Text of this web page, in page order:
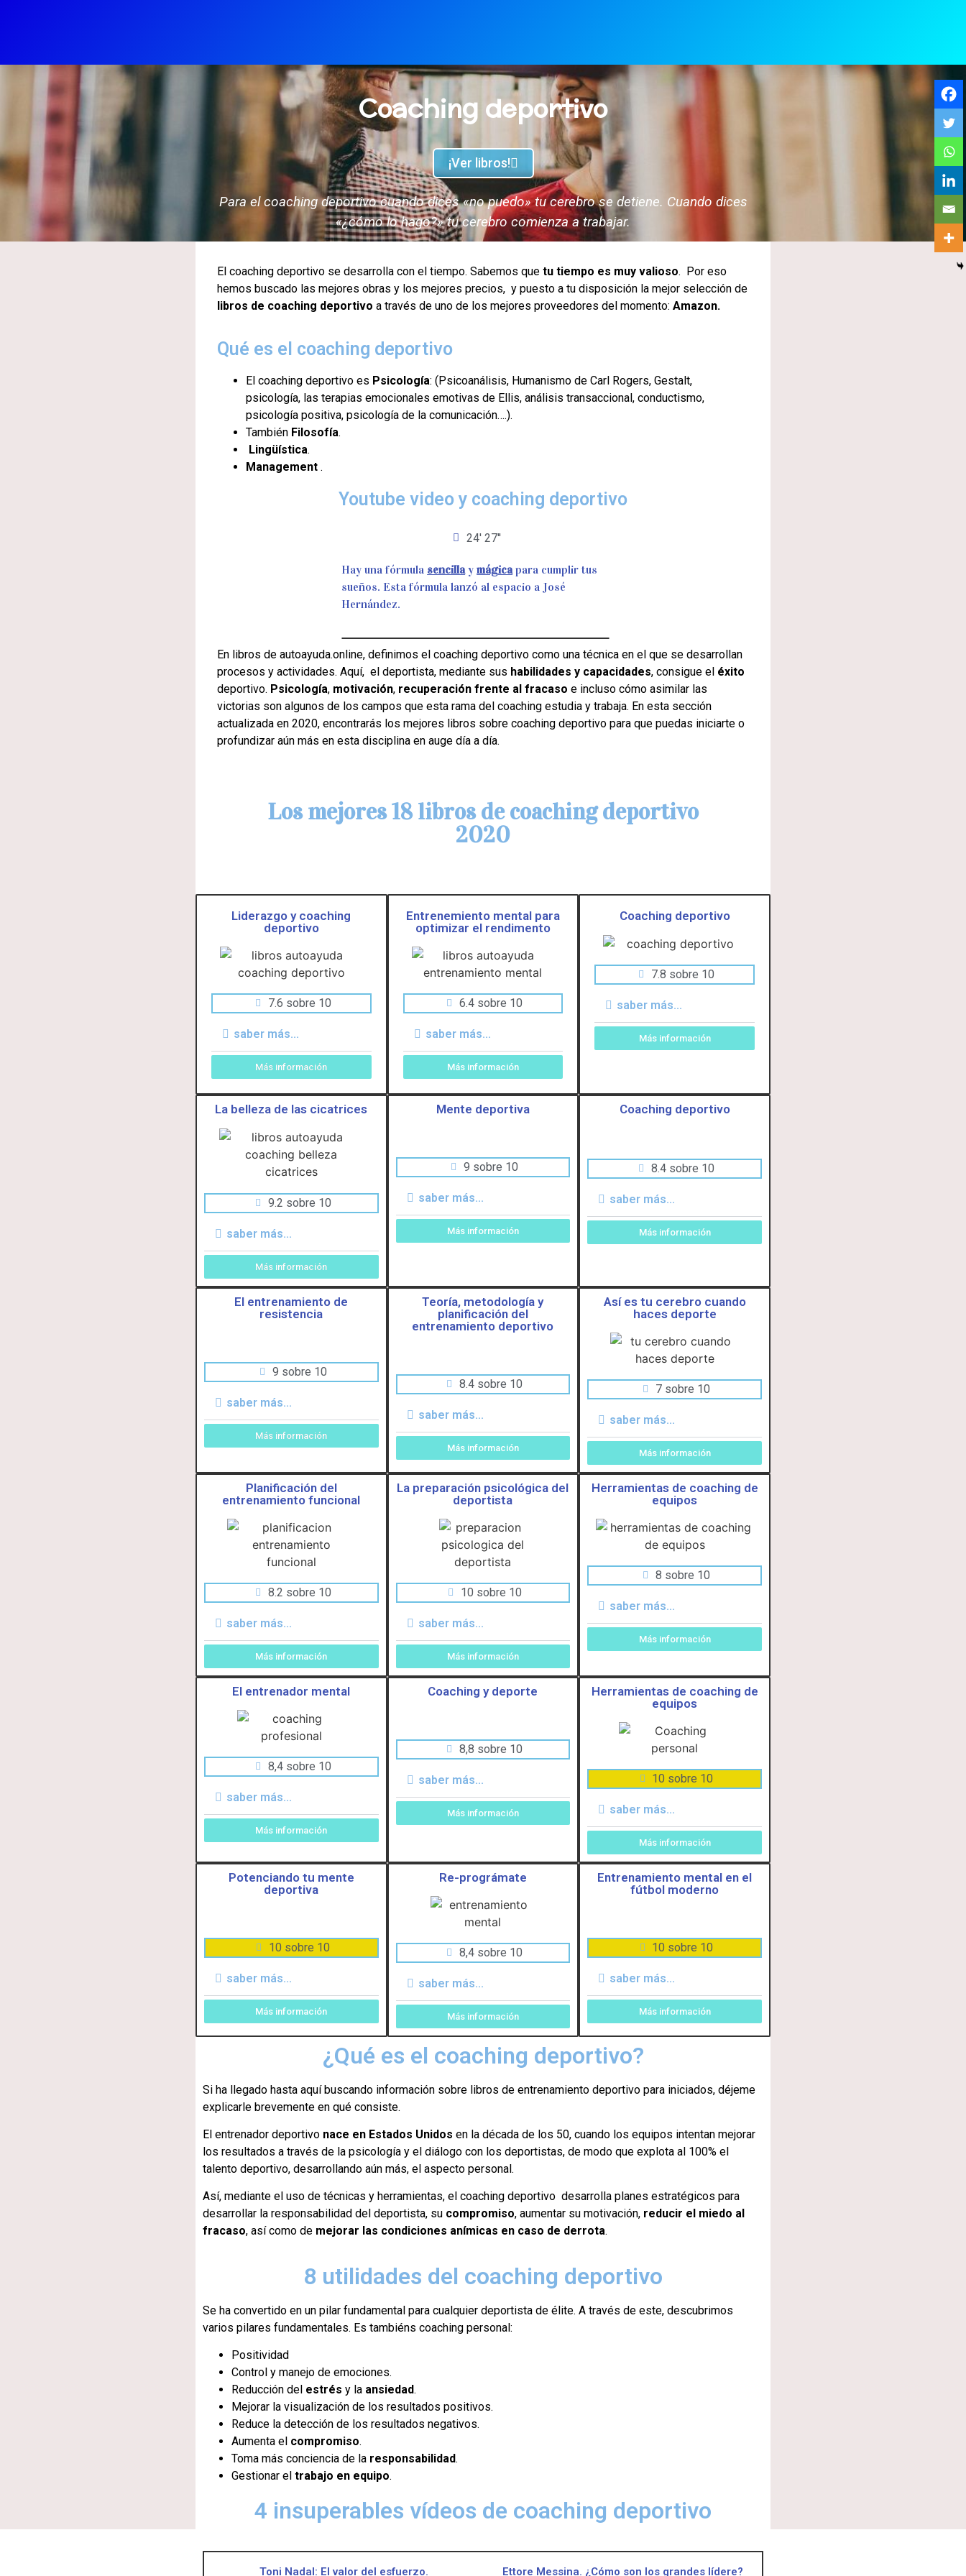
Coaching deportivo
¡Ver libros!
Para el coaching deportivo cuando dices «no puedo» tu cerebro se detiene. Cuando dices
«¿cómo lo hago?» tu cerebro comienza a trabajar.
El coaching deportivo se desarrolla con el tiempo. Sabemos que tu tiempo es muy valioso. Por eso
hemos buscado las mejores obras y los mejores precios, y puesto a tu disposición la mejor selección de
libros de coaching deportivo a través de uno de los mejores proveedores del momento: Amazon.
Qué es el coaching deportivo
El coaching deportivo es Psicología: (Psicoanálisis, Humanismo de Carl Rogers, Gestalt,
psicología, las terapias emocionales emotivas de Ellis, análisis transaccional, conductismo,
psicología positiva, psicología de la comunicación….).
También Filosofía.
Lingüística.
Management .
Youtube video y coaching deportivo
24' 27''
Hay una fórmula sencilla ymágica para cumplir tus
sueños. Esta fórmula lanzó al espacio a José
Hernández.
En libros de autoayuda.online, definimos el coaching deportivo como una técnica en el que se desarrollan
procesos y actividades. Aquí, el deportista, mediante sus habilidades y capacidades, consigue el éxito
deportivo. Psicología, motivación, recuperación frente al fracaso e incluso cómo asimilar las
victorias son algunos de los campos que esta rama del coaching estudia y trabaja. En esta sección
actualizada en 2020, encontrarás los mejores libros sobre coaching deportivo para que puedas iniciarte o
profundizar aún más en esta disciplina en auge día a día.
Los mejores 18 libros de coaching deportivo
2020
Liderazgo y coaching
deportivo
7.6 sobre 10
saber más...
Más información
Entrenemiento mental para
optimizar el rendimento
6.4 sobre 10
saber más...
Más información
Coaching deportivo
7.8 sobre 10
saber más...
Más información
La belleza de las cicatrices
9.2 sobre 10
saber más...
Más información
Mente deportiva
9 sobre 10
saber más...
Más información
Coaching deportivo
8.4 sobre 10
saber más...
Más información
El entrenamiento de
resistencia
9 sobre 10
saber más...
Más información
Teoría, metodología y
planificación del
entrenamiento deportivo
8.4 sobre 10
saber más...
Más información
Así es tu cerebro cuando
haces deporte
7 sobre 10
saber más...
Más información
Planificación del
entrenamiento funcional
8.2 sobre 10
saber más...
Más información
La preparación psicológica del
deportista
10 sobre 10
saber más...
Más información
Herramientas de coaching de
equipos
8 sobre 10
saber más...
Más información
El entrenador mental
8,4 sobre 10
saber más...
Más información
Coaching y deporte
8,8 sobre 10
saber más...
Más información
Herramientas de coaching de
equipos
10 sobre 10
saber más...
Más información
Potenciando tu mente
deportiva
10 sobre 10
saber más...
Más información
Re-prográmate
8,4 sobre 10
saber más...
Más información
Entrenamiento mental en el
fútbol moderno
10 sobre 10
saber más...
Más información
¿Qué es el coaching deportivo?
Si ha llegado hasta aquí buscando información sobre libros de entrenamiento deportivo para iniciados, déjeme
explicarle brevemente en qué consiste.
El entrenador deportivo nace en Estados Unidos en la década de los 50, cuando los equipos intentan mejorar
los resultados a través de la psicología y el diálogo con los deportistas, de modo que explota al 100% el
talento deportivo, desarrollando aún más, el aspecto personal.
Así, mediante el uso de técnicas y herramientas, el coaching deportivo desarrolla planes estratégicos para
desarrollar la responsabilidad del deportista, su compromiso, aumentar su motivación, reducir el miedo al
fracaso, así como de mejorar las condiciones anímicas en caso de derrota.
8 utilidades del coaching deportivo
Se ha convertido en un pilar fundamental para cualquier deportista de élite. A través de este, descubrimos
varios pilares fundamentales. Es tambiéns coaching personal:
Positividad
Control y manejo de emociones.
Reducción del estrés y la ansiedad.
Mejorar la visualización de los resultados positivos.
Reduce la detección de los resultados negativos.
Aumenta el compromiso.
Toma más conciencia de la responsabilidad.
Gestionar el trabajo en equipo.
4 insuperables vídeos de coaching deportivo
Toni Nadal: El valor del esfuerzo. Ettore Messina. ¿Cómo son los grandes lídere?